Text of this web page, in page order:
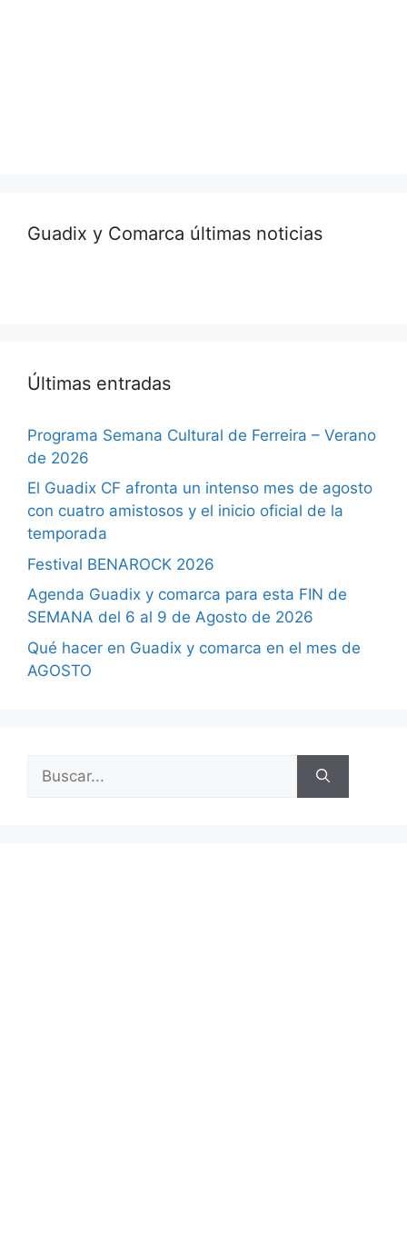
Guadix y Comarca últimas noticias
Últimas entradas
Programa Semana Cultural de Ferreira – Verano
de 2026
El Guadix CF afronta un intenso mes de agosto
con cuatro amistosos y el inicio oficial de la
temporada
Festival BENAROCK 2026
Agenda Guadix y comarca para esta FIN de
SEMANA del 6 al 9 de Agosto de 2026
Qué hacer en Guadix y comarca en el mes de
AGOSTO